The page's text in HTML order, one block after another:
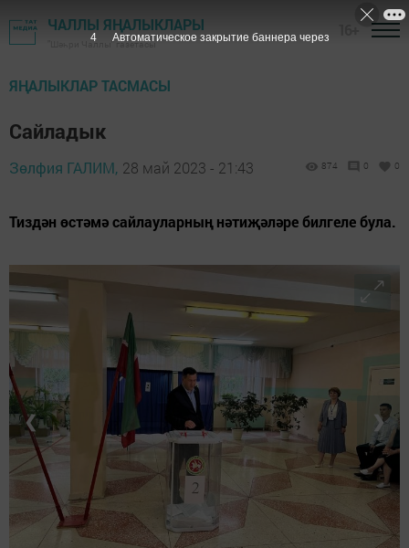
ЧАЛЛЫ ЯҢАЛЫКЛАРЫ
"Шәһри Чаллы" газетасы
ЯҢАЛЫКЛАР ТАСМАСЫ
Сайладык
Зөлфия ГАЛИМ, 28 май 2023 - 21:43 874 0 0
Тиздән өстәмә сайлауларның нәтиҗәләре билгеле була.
❮ ❯
3 Автоматическое закрытие баннера через